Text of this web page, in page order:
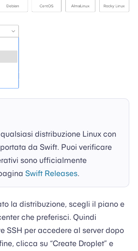
distribuzione Linux con
da Swift. Puoi verificare
sono ufficialmente
Swift Releases.
la distribuzione, scegli il piano e
che preferisci. Quindi
SSH per accedere al server dopo
clicca su “Create Droplet” e